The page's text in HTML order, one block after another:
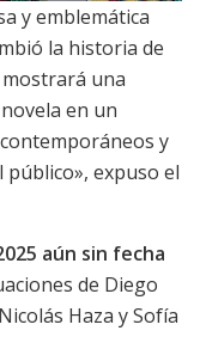
y emblemática
la historia de
mostrará una
en un
y
expuso el
aún sin fecha
de Diego
Haza y Sofía